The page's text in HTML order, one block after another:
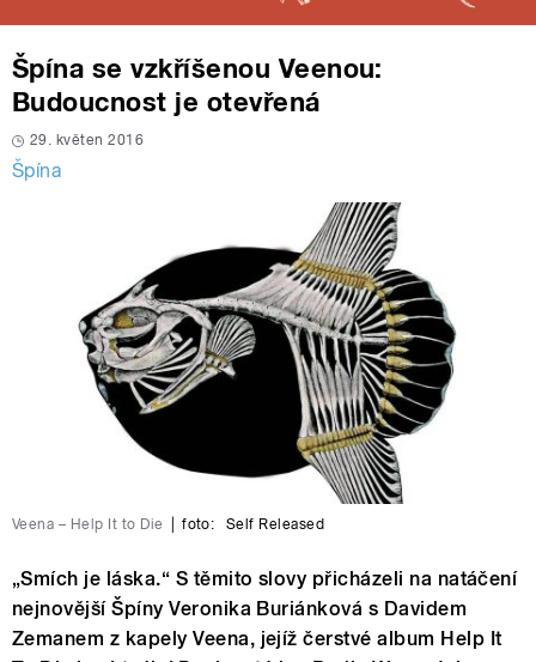
Špína se vzkříšenou Veenou:
Budoucnost je otevřená
29. květen 2016
Špína
Veena – Help It to Die foto: Self Released
„Smích je láska.“ S těmito slovy přicházeli na natáčení
nejnovější Špíny Veronika Buriánková s Davidem
Zemanem z kapely Veena, jejíž čerstvé album Help It